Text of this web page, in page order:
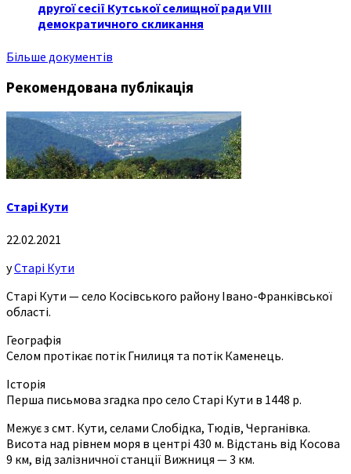
другої сесії Кутської селищної ради VIII
демократичного скликання
Більше документів
Рекомендована публікація
Старі Кути
22.02.2021
уСтарі Кути
Старі Кути — село Косівського району Івано-Франківської
області.
Географія
Селом протікає потік Гнилиця та потік Каменець.
Історія
Перша письмова згадка про село Старі Кути в 1448 р.
Межує з смт. Кути, селами Слобідка, Тюдів, Черганівка.
Висота над рівнем моря в центрі 430 м. Відстань від Косова
9 км, від залізничної станції Вижниця — 3 км.